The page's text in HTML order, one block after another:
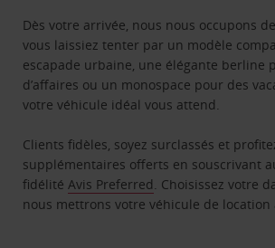
Dès votre arrivée, nous nous occupons
vous laissiez tenter par un modèle
escapade urbaine, une élégante berline
d’affaires ou un monospace pour des
votre véhicule idéal vous attend.
Clients fidèles, soyez surclassés et
supplémentaires offerts en souscrivant
fidélitéAvis Preferred. Choisissez votre
nous mettrons votre véhicule de location